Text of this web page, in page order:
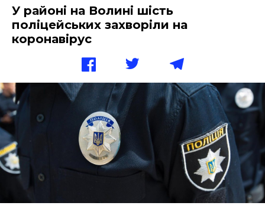
У районі на Волині шість
поліцейських захворіли на
коронавірус